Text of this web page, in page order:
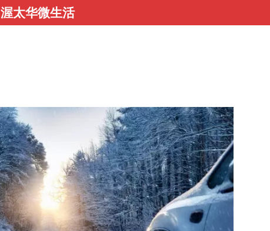
渥太华微生活